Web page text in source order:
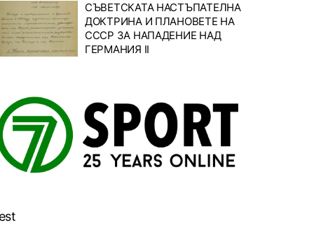
СЪВЕТСКАТА НАСТЪПАТЕЛНА
ДОКТРИНА И ПЛАНОВЕТЕ НА
СССР ЗА НАПАДЕНИЕ НАД
ГЕРМАНИЯ II